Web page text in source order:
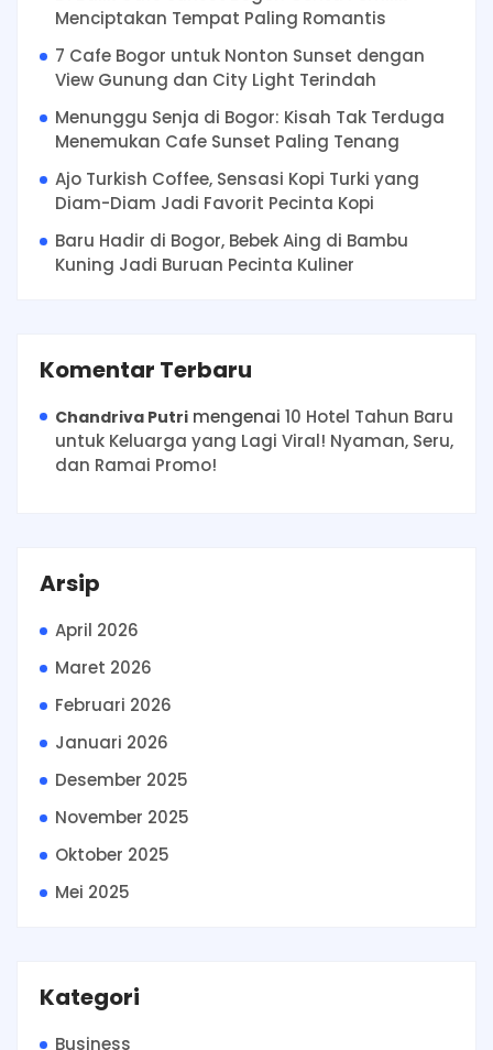
Menciptakan Tempat Paling Romantis
7 Cafe Bogor untuk Nonton Sunset dengan
View Gunung dan City Light Terindah
Menunggu Senja di Bogor: Kisah Tak Terduga
Menemukan Cafe Sunset Paling Tenang
Ajo Turkish Coffee, Sensasi Kopi Turki yang
Diam-Diam Jadi Favorit Pecinta Kopi
Baru Hadir di Bogor, Bebek Aing di Bambu
Kuning Jadi Buruan Pecinta Kuliner
Komentar Terbaru
Chandriva Putri mengenai 10 Hotel Tahun Baru
untuk Keluarga yang Lagi Viral! Nyaman, Seru,
dan Ramai Promo!
Arsip
April 2026
Maret 2026
Februari 2026
Januari 2026
Desember 2025
November 2025
Oktober 2025
Mei 2025
Kategori
Business